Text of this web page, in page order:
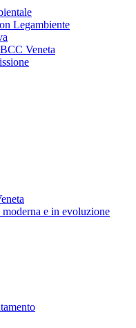
Legambiente
Veneta
e in evoluzione